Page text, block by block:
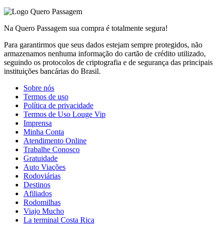
Na Quero Passagem sua compra é totalmente segura!
Para garantirmos que seus dados estejam sempre protegidos, não
armazenamos nenhuma informação do cartão de crédito utilizado,
seguindo os protocolos de criptografia e de segurança das principais
instituições bancárias do Brasil.
Sobre nós
Termos de uso
Política de privacidade
Termos de Uso Louge Vip
Imprensa
Minha Conta
Atendimento Online
Trabalhe Conosco
Gratuidade
Auto Viações
Rodoviárias
Destinos
Afiliados
Rodomilhas
Viajo Mucho
La terminal Costa Rica